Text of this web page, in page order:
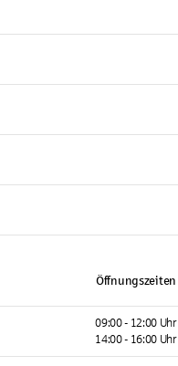
Öffnungszeiten
09:00 - 12:00 Uhr
14:00 - 16:00 Uhr